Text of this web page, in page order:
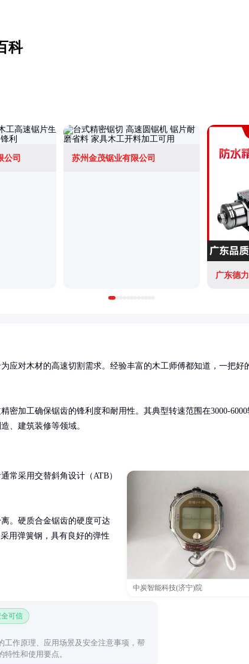
科
公司 苏州金茂锯业有限公司
广东德
应对木材的高速切割需求。经验丰富的木工师傅都知道，一把好
密加工确保锯齿的锋利度和耐用性。其典型转速范围在3000-
、建筑装修等领域。
中炭智能科技(济宁)院
常采用交替斜角设计（ATB）
。硬质合金锯齿的硬度可达
用弹簧钢，具有良好的弹性
全可信
工作原理、应用场景及安全注意事项，帮
性和使用要点。